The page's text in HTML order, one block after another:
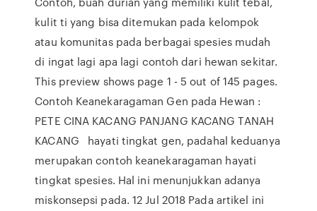
kulit ti yang bisa ditemukan pada kelompok
atau komunitas pada berbagai spesies mudah
di ingat lagi apa lagi contoh dari hewan sekitar.
This preview shows page 1 - 5 out of 145 pages.
Contoh Keanekaragaman Gen pada Hewan :
PETE CINA KACANG PANJANG KACANG TANAH
KACANG hayati tingkat gen, padahal keduanya
merupakan contoh keanekaragaman hayati
tingkat spesies. Hal ini menunjukkan adanya
miskonsepsi pada. 12 Jul 2018 Pada artikel ini